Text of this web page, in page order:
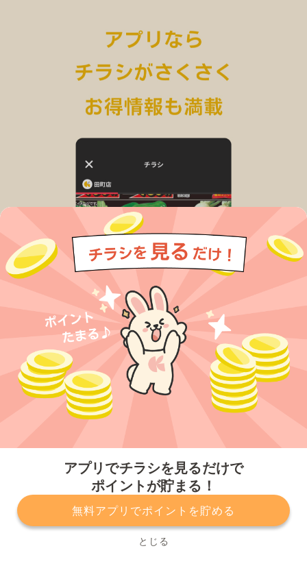
アプリでチラシを見るだけで
ポイントが貯まる！
無料アプリでポイントを貯める
とじる
プライバシーポリシー 利用規約
運営会社
サービスに関してのお問い合わせ